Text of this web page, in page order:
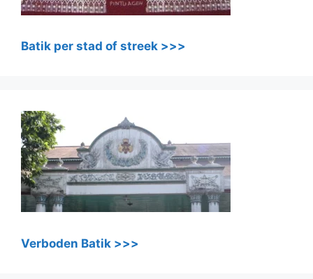
Batik per stad of streek >>>
Verboden Batik >>>